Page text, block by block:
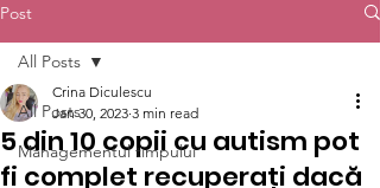
Post
All Posts
Managementul timpului
All Posts
5 din 10 copii cu autism pot
fi complet recuperați dacă
Crina Diculescu
Jan 30, 2023 3 min read